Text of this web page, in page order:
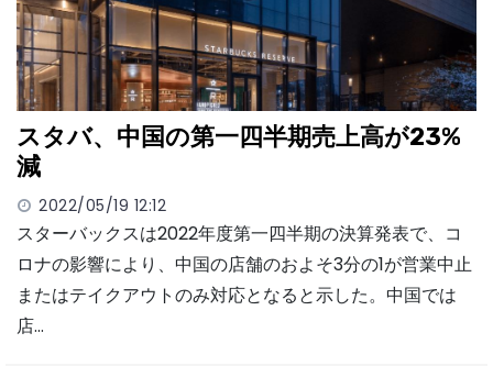
スタバ、中国の第一四半期売上高が23%
減
2022/05/19 12:12
スターバックスは2022年度第一四半期の決算発表で、コ
ロナの影響により、中国の店舗のおよそ3分の1が営業中止
またはテイクアウトのみ対応となると示した。中国では
店…